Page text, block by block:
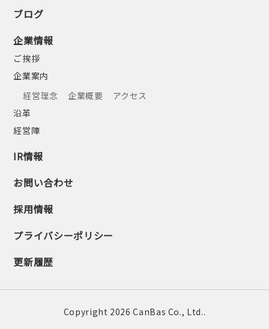
ブログ
企業情報
ご挨拶
企業案内
経営理念
企業概要
アクセス
沿革
経営陣
IR情報
お問い合わせ
採用情報
プライバシーポリシー
更新履歴
Copyright 2026 CanBas Co., Ltd..